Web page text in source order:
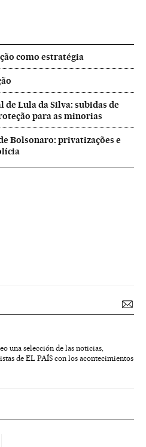
como estratégia
Lula da Silva: subidas de
para as minorias
Bolsonaro: privatizações e
una selección de las noticias,
de EL PAÍS con los acontecimientos